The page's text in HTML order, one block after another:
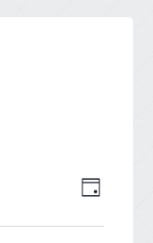
Dzień